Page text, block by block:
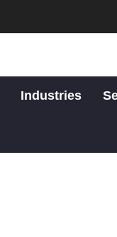
Industries